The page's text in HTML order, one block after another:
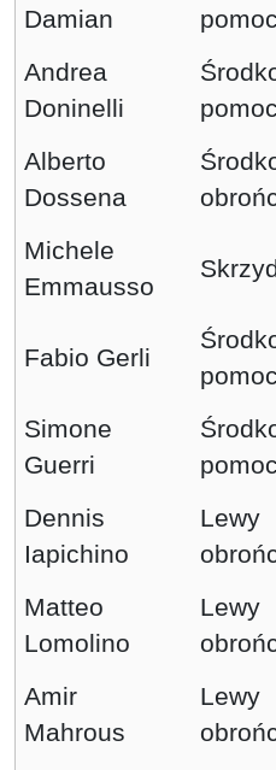
Damian
Andrea
Doninelli
Alberto
Dossena
Michele
Emmausso
Fabio Gerli
Simone
Guerri
Dennis
Iapichino
Lewy
Matteo
Lomolino
Lewy
Amir
Mahrous
Lewy